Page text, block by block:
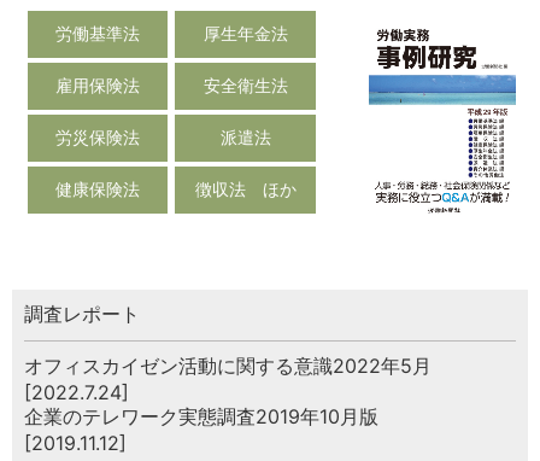
労働基準法 厚生年金法
雇用保険法 安全衛生法
労災保険法 派遣法
健康保険法 徴収法 ほか
調査レポート
オフィスカイゼン活動に関する意識2022年5月
[2022.7.24]
企業のテレワーク実態調査2019年10月版
[2019.11.12]